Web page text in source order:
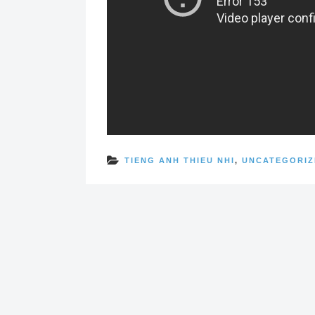
TIENG ANH THIEU NHI,